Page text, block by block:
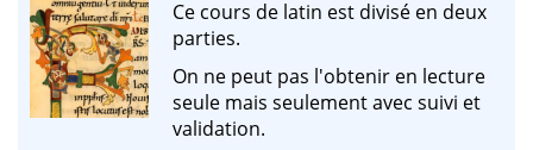
Ce cours de latin est divisé en deux
parties.
On ne peut pas l'obtenir en lecture
seule mais seulement avec suivi et
validation.